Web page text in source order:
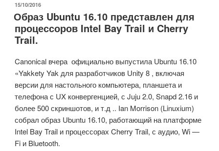
облегченный
дистрибутив
для
Raspberry
Pi
2
и
Pi
3»
ОПУБЛИКОВАНО
15/10/2016
Образ Ubuntu 16.10 представлен для
процессоров Intel Bay Trail и Cherry
Trail.
Canonical вчера официально выпустила Ubuntu 16.10
«Yakkety Yak для разработчиков Unity 8 , включая
версии для настольного компьютера, планшета и
телефона с UX конвергенцией, с Juju 2.0, Snapd 2.16 и
более 500 скриншотов, и т.д .. Ian Morrison (Linuxium)
собрал образ Ubuntu 16.10, работающий на платформе
Intel Bay Trail и процессорах Cherry Trail, с аудио, Wi —
Fi и Bluetooth.